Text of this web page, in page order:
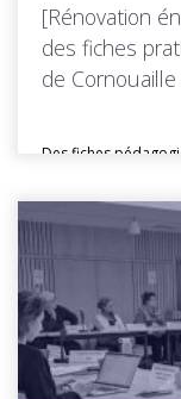
[Rénovation
des fiches
de Cornouaille
Des fiches
Toutes les